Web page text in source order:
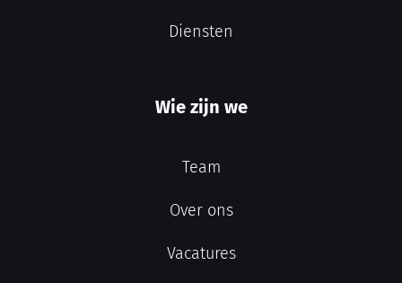
Diensten
Wie zijn we
Team
Over ons
Vacatures